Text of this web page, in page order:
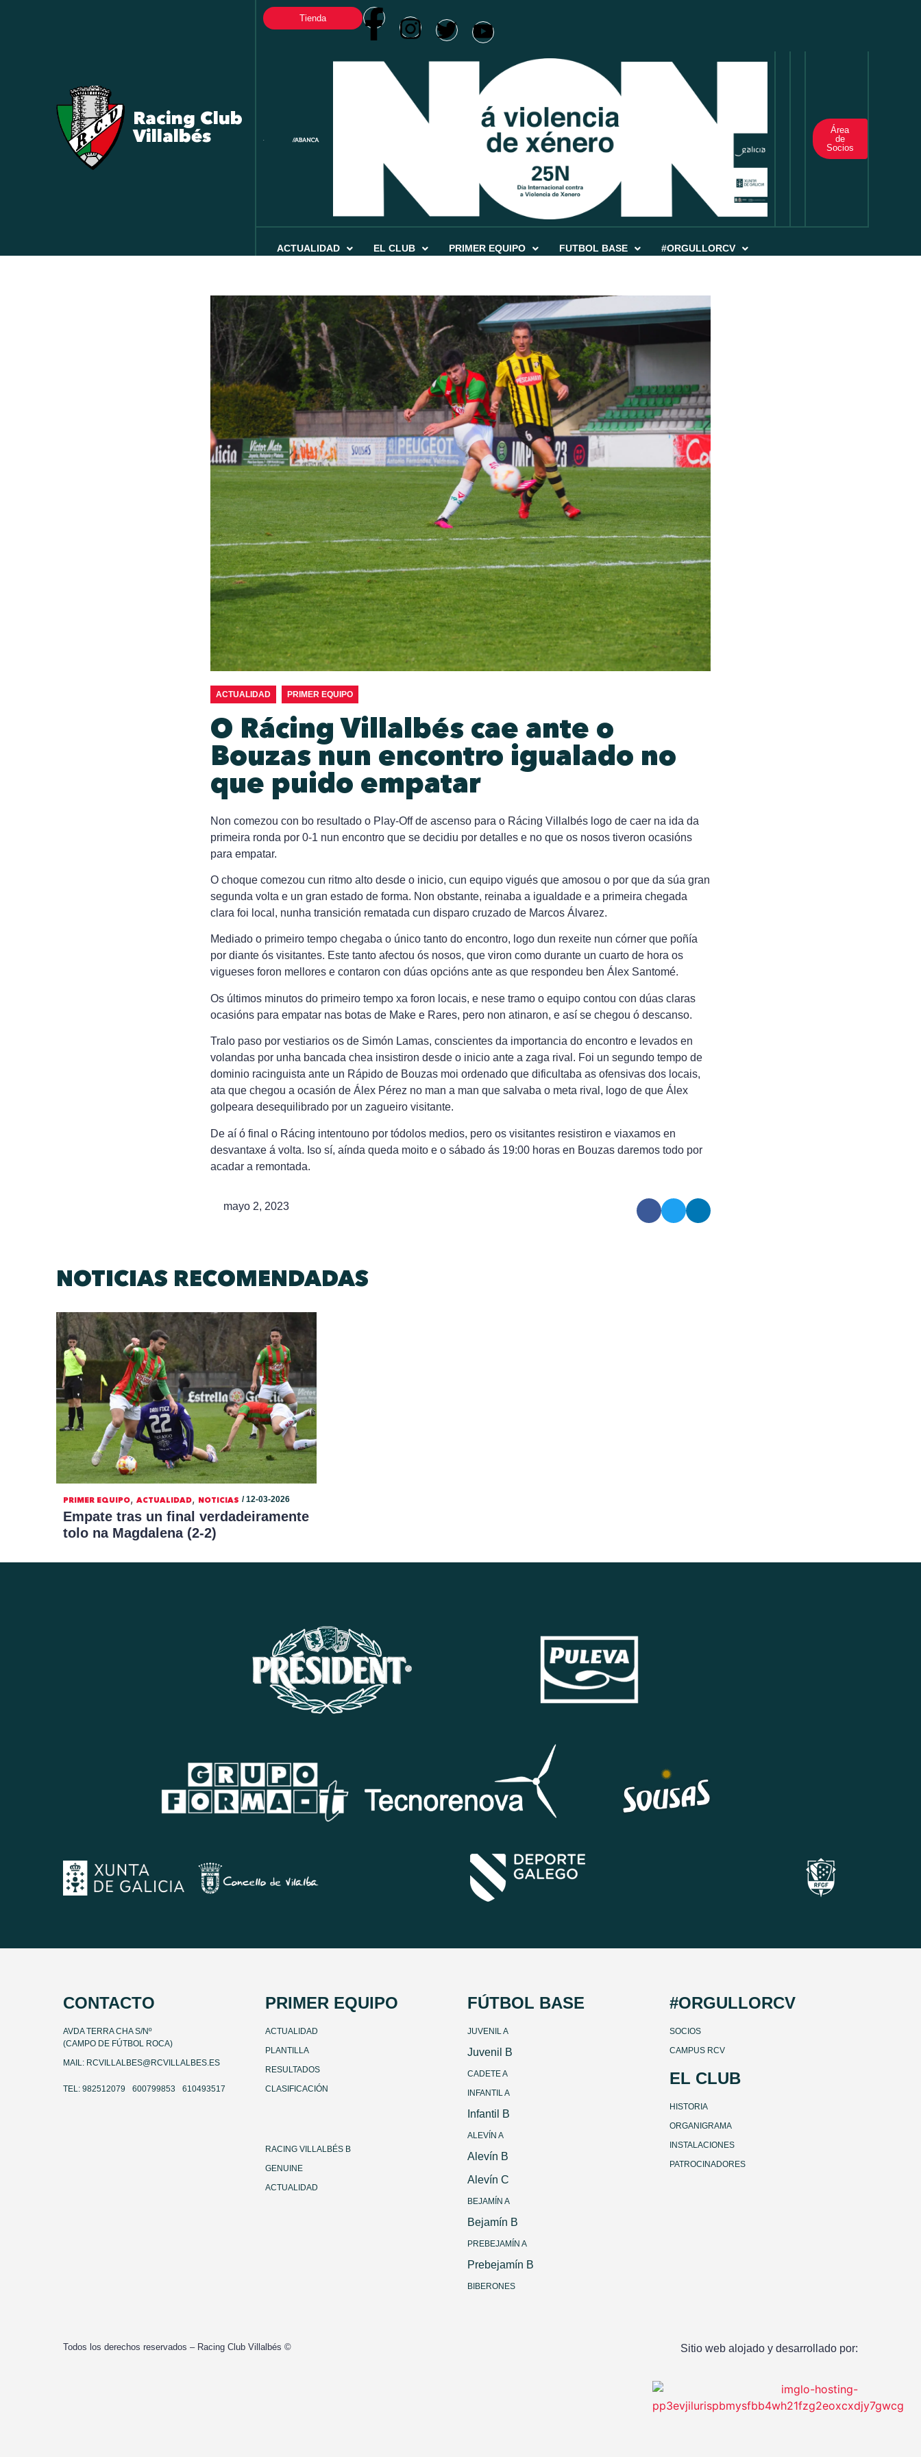
Racing Club
Villalbés
Tienda
Área
de
Socios
ACTUALIDAD EL CLUB PRIMER EQUIPO FUTBOL BASE #ORGULLORCV
ACTUALIDAD PRIMER EQUIPO
O Rácing Villalbés cae ante o
Bouzas nun encontro igualado no
que puido empatar
Non comezou con bo resultado o Play-Off de ascenso para o Rácing Villalbés logo de caer na ida da
primeira ronda por 0-1 nun encontro que se decidiu por detalles e no que os nosos tiveron ocasións
para empatar.
O choque comezou cun ritmo alto desde o inicio, cun equipo vigués que amosou o por que da súa gran
segunda volta e un gran estado de forma. Non obstante, reinaba a igualdade e a primeira chegada
clara foi local, nunha transición rematada cun disparo cruzado de Marcos Álvarez.
Mediado o primeiro tempo chegaba o único tanto do encontro, logo dun rexeite nun córner que poñía
por diante ós visitantes. Este tanto afectou ós nosos, que viron como durante un cuarto de hora os
vigueses foron mellores e contaron con dúas opcións ante as que respondeu ben Álex Santomé.
Os últimos minutos do primeiro tempo xa foron locais, e nese tramo o equipo contou con dúas claras
ocasións para empatar nas botas de Make e Rares, pero non atinaron, e así se chegou ó descanso.
Tralo paso por vestiarios os de Simón Lamas, conscientes da importancia do encontro e levados en
volandas por unha bancada chea insistiron desde o inicio ante a zaga rival. Foi un segundo tempo de
dominio racinguista ante un Rápido de Bouzas moi ordenado que dificultaba as ofensivas dos locais,
ata que chegou a ocasión de Álex Pérez no man a man que salvaba o meta rival, logo de que Álex
golpeara desequilibrado por un zagueiro visitante.
De aí ó final o Rácing intentouno por tódolos medios, pero os visitantes resistiron e viaxamos en
desvantaxe á volta. Iso sí, aínda queda moito e o sábado ás 19:00 horas en Bouzas daremos todo por
acadar a remontada.
mayo 2, 2023
NOTICIAS RECOMENDADAS
PRIMER EQUIPO, ACTUALIDAD, NOTICIAS / 12-03-2026
Empate tras un final verdadeiramente
tolo na Magdalena (2-2)
CONTACTO
AVDA TERRA CHA S/Nº
(CAMPO DE FÚTBOL ROCA)
MAIL: RCVILLALBES@RCVILLALBES.ES
TEL: 982512079 600799853 610493517
PRIMER EQUIPO
ACTUALIDAD
PLANTILLA
RESULTADOS
CLASIFICACIÓN
RACING VILLALBÉS B
GENUINE
ACTUALIDAD
FÚTBOL BASE
JUVENIL A
Juvenil B
CADETE A
INFANTIL A
Infantil B
ALEVÍN A
Alevín B
Alevín C
BEJAMÍN A
Bejamín B
PREBEJAMÍN A
Prebejamín B
BIBERONES
#ORGULLORCV
SOCIOS
CAMPUS RCV
EL CLUB
HISTORIA
ORGANIGRAMA
INSTALACIONES
PATROCINADORES
Todos los derechos reservados – Racing Club Villalbés © Sitio web alojado y desarrollado por: